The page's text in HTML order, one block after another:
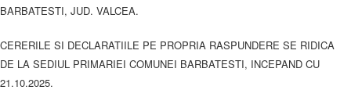
BARBATESTI, JUD. VALCEA.
CERERILE SI DECLARATIILE PE PROPRIA RASPUNDERE SE RIDICA
DE LA SEDIUL PRIMARIEI COMUNEI BARBATESTI, INCEPAND CU
21.10.2025.